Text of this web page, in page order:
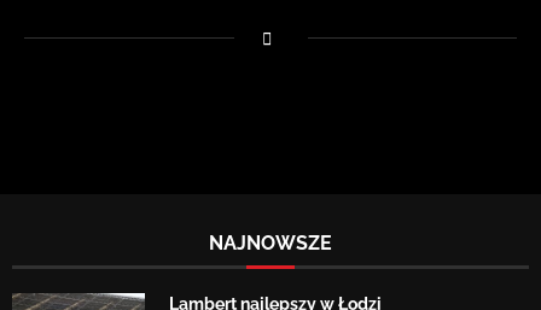
NAJNOWSZE
Lambert najlepszy w Łodzi